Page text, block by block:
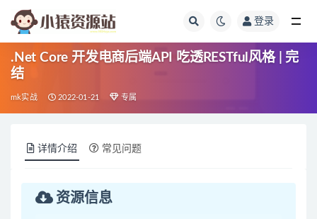
登录
.Net Core 开发电商后端API 吃透RESTful风格 | 完
结
mk实战 2022-01-21 专属
详情介绍 常见问题
资源信息